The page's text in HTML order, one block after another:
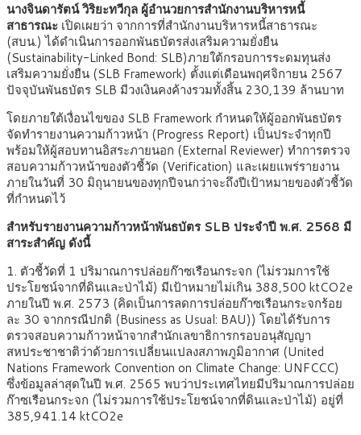
นางจินดารัตน์ วิริยะทวีกุล ผู้อำนวยการสำนักงานบริหารหนี้
สาธารณะ เปิดเผยว่า จากการที่สำนักงานบริหารหนี้สาธารณะ
(สบน.) ได้ดำเนินการออกพันธบัตรส่งเสริมความยั่งยืน
(Sustainability-Linked Bond: SLB)ภายใต้กรอบการระดมทุนส่ง
เสริมความยั่งยืน (SLB Framework) ตั้งแต่เดือนพฤศจิกายน 2567
ปัจจุบันพันธบัตร SLB มีวงเงินคงค้างรวมทั้งสิ้น 230,139 ล้านบาท
โดยภายใต้เงื่อนไขของ SLB Framework กำหนดให้ผู้ออกพันธบัตร
จัดทำรายงานความก้าวหน้า (Progress Report) เป็นประจำทุกปี
พร้อมให้ผู้สอบทานอิสระภายนอก (External Reviewer) ทำการตรวจ
สอบความก้าวหน้าของตัวชี้วัด (Verification) และเผยแพร่รายงาน
ภายในวันที่ 30 มิถุนายนของทุกปีจนกว่าจะถึงปีเป้าหมายของตัวชี้วัด
ที่กำหนดไว้
สำหรับรายงานความก้าวหน้าพันธบัตร SLB ประจำปี พ.ศ. 2568 มี
สาระสำคัญ ดังนี้
1. ตัวชี้วัดที่ 1 ปริมาณการปล่อยก๊าซเรือนกระจก (ไม่รวมการใช้
ประโยชน์จากที่ดินและป่าไม้) มีเป้าหมายไม่เกิน 388,500 ktCO2e
ภายในปี พ.ศ. 2573 (คิดเป็นการลดการปล่อยก๊าซเรือนกระจกร้อย
ละ 30 จากกรณีปกติ (Business as Usual: BAU)) โดยได้รับการ
ตรวจสอบความก้าวหน้าจากสำนักเลขาธิการกรอบอนุสัญญา
สหประชาชาติว่าด้วยการเปลี่ยนแปลงสภาพภูมิอากาศ (United
Nations Framework Convention on Climate Change: UNFCCC)
ซึ่งข้อมูลล่าสุดในปี พ.ศ. 2565 พบว่าประเทศไทยมีปริมาณการปล่อย
ก๊าซเรือนกระจก (ไม่รวมการใช้ประโยชน์จากที่ดินและป่าไม้) อยู่ที่
385,941.14 ktCO2e